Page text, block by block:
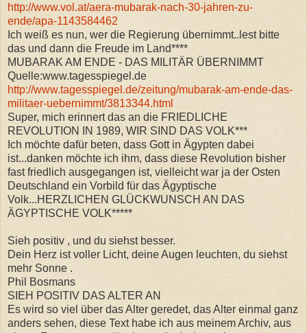
http://www.vol.at/aera-mubarak-nach-30-jahren-zu-
ende/apa-1143584462
Ich weiß es nun, wer die Regierung übernimmt..lest bitte
das und dann die Freude im Land****
MUBARAK AM ENDE - DAS MILITÄR ÜBERNIMMT
Quelle:www.tagesspiegel.de
http://www.tagesspiegel.de/zeitung/mubarak-am-ende-das-
militaer-uebernimmt/3813344.html
Super, mich erinnert das an die FRIEDLICHE
REVOLUTION IN 1989, WIR SIND DAS VOLK***
Ich möchte dafür beten, dass Gott in Ägypten dabei
ist...danken möchte ich ihm, dass diese Revolution bisher
fast friedlich ausgegangen ist, vielleicht war ja der Osten
Deutschland ein Vorbild für das Ägyptische
Volk...HERZLICHEN GLÜCKWUNSCH AN DAS
ÄGYPTISCHE VOLK*****
Sieh positiv , und du siehst besser.
Dein Herz ist voller Licht, deine Augen leuchten, du siehst
mehr Sonne .
Phil Bosmans
SIEH POSITIV DAS ALTER AN
Es wird so viel über das Alter geredet, das Alter einmal ganz
anders sehen, diese Text habe ich aus meinem Archiv, aus